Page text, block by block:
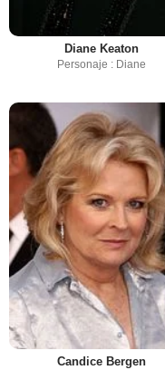
Diane Keaton
Personaje : Diane
Candice Bergen